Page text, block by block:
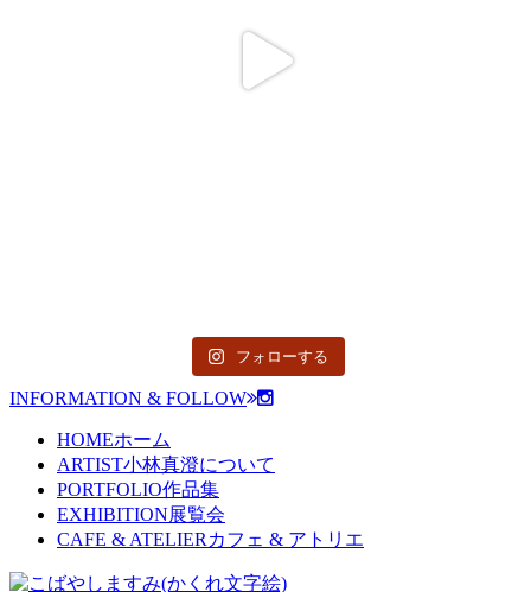
フォローする
INFORMATION & FOLLOW
HOMEホーム
ARTIST小林真澄について
PORTFOLIO作品集
EXHIBITION展覧会
CAFE & ATELIER カフェ & アトリエ